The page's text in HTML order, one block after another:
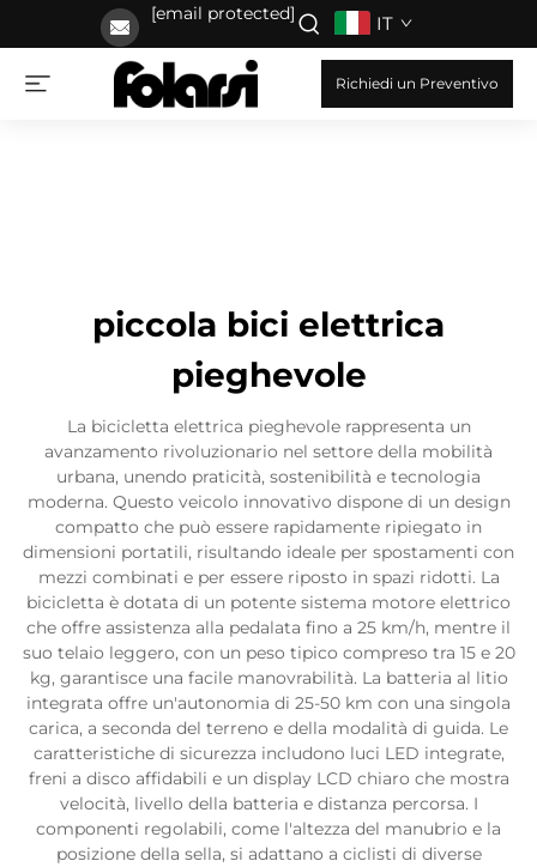
[email protected] IT
Richiedi un Preventivo
piccola bici elettrica
pieghevole
La bicicletta elettrica pieghevole rappresenta un
avanzamento rivoluzionario nel settore della mobilità
urbana, unendo praticità, sostenibilità e tecnologia
moderna. Questo veicolo innovativo dispone di un design
compatto che può essere rapidamente ripiegato in
dimensioni portatili, risultando ideale per spostamenti con
mezzi combinati e per essere riposto in spazi ridotti. La
bicicletta è dotata di un potente sistema motore elettrico
che offre assistenza alla pedalata fino a 25 km/h, mentre il
suo telaio leggero, con un peso tipico compreso tra 15 e 20
kg, garantisce una facile manovrabilità. La batteria al litio
integrata offre un'autonomia di 25-50 km con una singola
carica, a seconda del terreno e della modalità di guida. Le
caratteristiche di sicurezza includono luci LED integrate,
freni a disco affidabili e un display LCD chiaro che mostra
velocità, livello della batteria e distanza percorsa. I
componenti regolabili, come l'altezza del manubrio e la
posizione della sella, si adattano a ciclisti di diverse